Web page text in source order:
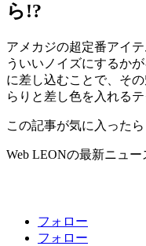
ら!?
アメカジの超定番アイ
ういいノイズにするか
に差し込むことで、そ
らりと差し色を入れる
この記事が気に入った
Web LEONの最新ニュー
フォロー
フォロー